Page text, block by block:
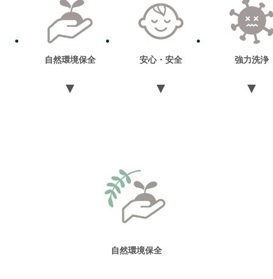
自然環境保全
▼
安心・安全
▼
強力洗浄
▼
自然環境保全